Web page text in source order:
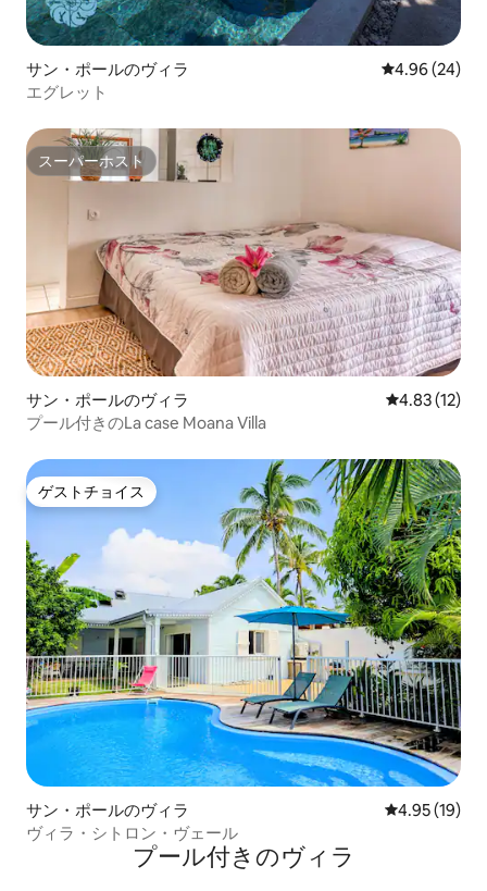
サン・ポールのヴィラ レビュー24
4.96 (24)
エグレット
スーパーホスト
スーパーホスト
サン・ポールのヴィラ レビュー12
4.83 (12)
プール付きのLa case Moana Villa
ゲストチョイス
ゲストチョイス
サン・ポールのヴィラ レビュー19
4.95 (19)
ヴィラ・シトロン・ヴェール
プール付きのヴィラ